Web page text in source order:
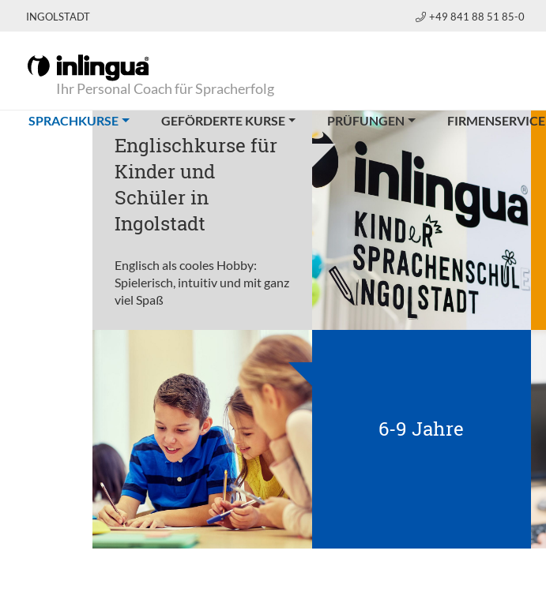
INGOLSTADT +49 841 88 51 85-0
Ihr Personal Coach für Spracherfolg
SPRACHKURSE(CURRENT)GEFÖRDERTE KURSE PRÜFUNGEN FIRMENSERVICE
Englischkurse für
Kinder und
Schüler in
Ingolstadt
Englisch als cooles Hobby:
Spielerisch, intuitiv und mit ganz
viel Spaß
6-9 Jahre